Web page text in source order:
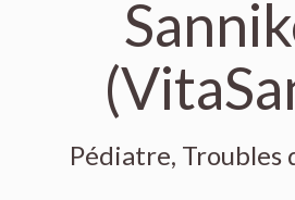
Pédiatre, Troubles